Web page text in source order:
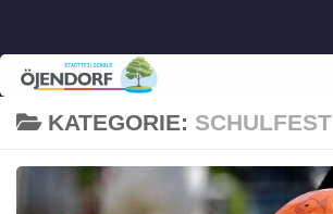
KATEGORIE: SCHULFEST